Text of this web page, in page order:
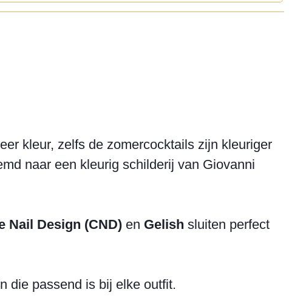
kleur, zelfs de zomercocktails zijn kleuriger
naar een kleurig schilderij van Giovanni
Nail Design (CND) en Gelish sluiten perfect
die passend is bij elke outfit.